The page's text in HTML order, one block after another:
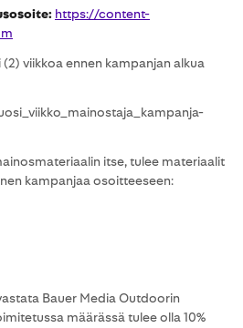
https://content-
viikkoa ennen kampanjan alkua
itse, tulee materiaalit
kampanjaa osoitteeseen:
Bauer Media Outdoorin
määrässä tulee olla 10%